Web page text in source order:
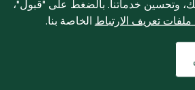
وتحسين خدماتنا. بالضغط على "قبول"،
تعريف الارتباط الخاصة بنا.